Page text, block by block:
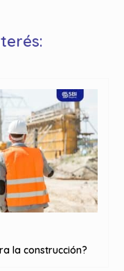
la construcción?